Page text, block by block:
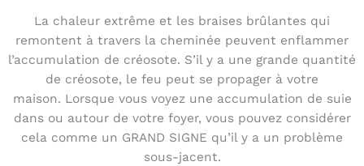
La chaleur extrême et les braises brûlantes qui
remontent à travers la cheminée peuvent enflammer
l’accumulation de créosote. S’il y a une grande quantité
de créosote, le feu peut se propager à votre
maison. Lorsque vous voyez une accumulation de suie
dans ou autour de votre foyer, vous pouvez considérer
cela comme un GRAND SIGNE qu’il y a un problème
sous-jacent.